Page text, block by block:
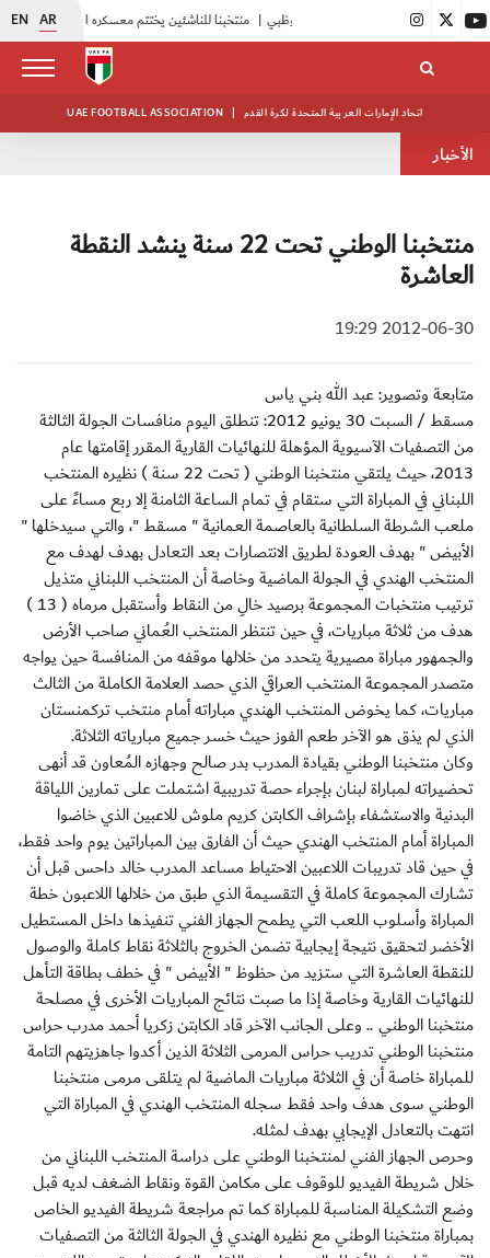
EN AR منتخبنا للناشئين يختتم معسكره الخارجي في صربيا |
UAE FOOTBALL ASSOCIATION | اتحاد الإمارات العربية المتحدة لكرة القدم
الأخبار
منتخبنا الوطني تحت 22 سنة ينشد النقطة
العاشرة
2012-06-30 19:29
متابعة وتصوير: عبد الله بني ياس
مسقط / السبت 30 يونيو 2012: تنطلق اليوم منافسات الجولة الثالثة
من التصفيات الآسيوية المؤهلة للنهائيات القارية المقرر إقامتها عام
2013، حيث يلتقي منتخبنا الوطني ( تحت 22 سنة ) نظيره المنتخب
اللبناني في المباراة التي ستقام في تمام الساعة الثامنة إلا ربع مساءً على
ملعب الشرطة السلطانية بالعاصمة العمانية " مسقط "، والتي سيدخلها "
الأبيض " بهدف العودة لطريق الانتصارات بعد التعادل بهدف لهدف مع
المنتخب الهندي في الجولة الماضية وخاصة أن المنتخب اللبناني متذيل
ترتيب منتخبات المجموعة برصيد خالِ من النقاط وأستقبل مرماه ( 13 )
هدف من ثلاثة مباريات، في حين تنتظر المنتخب العُماني صاحب الأرض
والجمهور مباراة مصيرية يتحدد من خلالها موقفه من المنافسة حين يواجه
متصدر المجموعة المنتخب العراقي الذي حصد العلامة الكاملة من الثالث
مباريات، كما يخوض المنتخب الهندي مباراته أمام منتخب تركمنستان
الذي لم يذق هو الآخر طعم الفوز حيث خسر جميع مبارياته الثلاثة.
وكان منتخبنا الوطني بقيادة المدرب بدر صالح وجهازه المُعاون قد أنهى
تحضيراته لمباراة لبنان بإجراء حصة تدريبية اشتملت على تمارين اللياقة
البدنية والاستشفاء بإشراف الكابتن كريم ملوش للاعبين الذي خاضوا
المباراة أمام المنتخب الهندي حيث أن الفارق بين المباراتين يوم واحد فقط،
في حين قاد تدريبات اللاعبين الاحتياط مساعد المدرب خالد داحس قبل أن
تشارك المجموعة كاملة في التقسيمة الذي طبق من خلالها اللاعبون خطة
المباراة وأسلوب اللعب التي يطمح الجهاز الفني تنفيذها داخل المستطيل
الأخضر لتحقيق نتيجة إيجابية تضمن الخروج بالثلاثة نقاط كاملة والوصول
للنقطة العاشرة التي ستزيد من حظوظ " الأبيض " في خطف بطاقة التأهل
للنهائيات القارية وخاصة إذا ما صبت نتائج المباريات الأخرى في مصلحة
منتخبنا الوطني .. وعلى الجانب الآخر قاد الكابتن زكريا أحمد مدرب حراس
منتخبنا الوطني تدريب حراس المرمى الثلاثة الذين أكدوا جاهزيتهم التامة
للمباراة خاصة أن في الثلاثة مباريات الماضية لم يتلقى مرمى منتخبنا
الوطني سوى هدف واحد فقط سجله المنتخب الهندي في المباراة التي
انتهت بالتعادل الإيجابي بهدف لمثله.
وحرص الجهاز الفني لمنتخبنا الوطني على دراسة المنتخب اللبناني من
خلال شريطة الفيديو للوقوف على مكامن القوة ونقاط الضغف لديه قبل
وضع التشكيلة المناسبة للمباراة كما تم مراجعة شريطة الفيديو الخاص
بمباراة منتخبنا الوطني مع نظيره الهندي في الجولة الثالثة من التصفيات